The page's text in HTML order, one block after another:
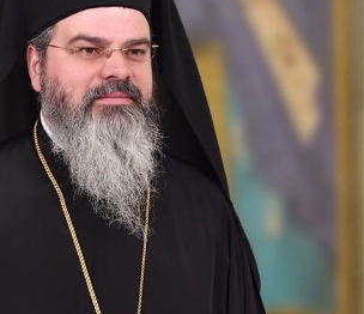
Domnului
Schimbarea la Față a
Mântuitorului Iisus Hristos
este unul din Praznicele
împărătești ale Bisericii
Ortodoxe, sărbătorită la 6
august.
Sfântul Antonie de la
Optina
Doamne, ajută-mi să văd